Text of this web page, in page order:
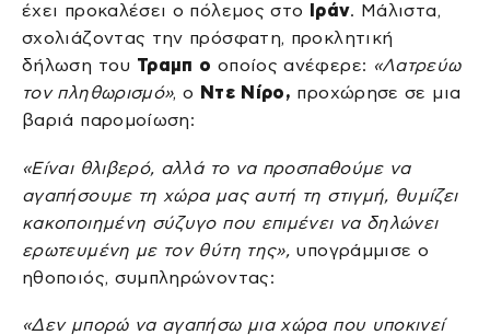
έχει προκαλέσει ο πόλεμος στο
Ιράν. Μάλιστα,
σχολιάζοντας την πρόσφατη, προκλητική
δήλωση του Τραμπ ο οποίος ανέφερε: «Λατρεύω
τον πληθωρισμό», ο Ντε Νίρο, προχώρησε σε μια
βαριά παρομοίωση:
«Είναι θλιβερό, αλλά το να προσπαθούμε να
αγαπήσουμε τη χώρα μας αυτή τη στιγμή, θυμίζει
κακοποιημένη σύζυγο που επιμένει να δηλώνει
ερωτευμένη με τον θύτη της», υπογράμμισε ο
ηθοποιός, συμπληρώνοντας:
«Δεν μπορώ να αγαπήσω μια χώρα που υποκινεί